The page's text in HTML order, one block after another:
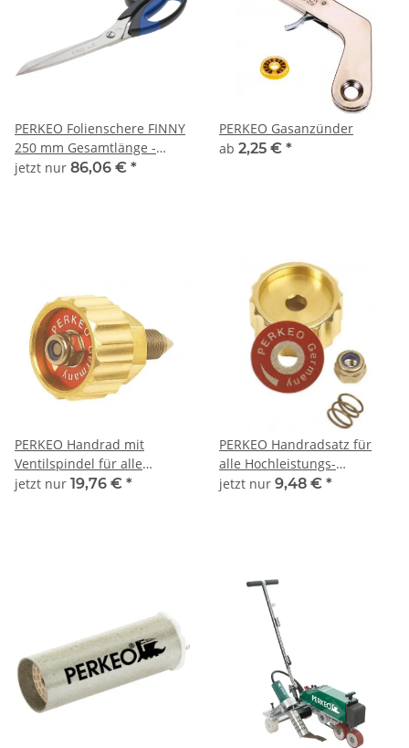
PERKEO Folienschere FINNY
250 mm Gesamtlänge -
431/02/02
jetzt nur 86,06 € *
PERKEO Gasanzünder
ab 2,25 € *
PERKEO Handrad mit
Ventilspindel für alle
Hochleistungs-Lötkolben,
jetzt nur 19,76 € *
PERKEO Handradsatz für
alle Hochleistungs-
Lötkolben, Griffstücke mit
jetzt nur 9,48 € *